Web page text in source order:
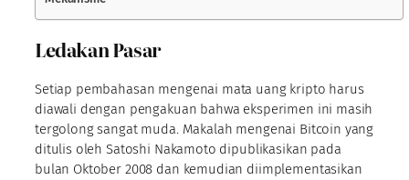
Ledakan Pasar
Setiap pembahasan mengenai mata uang kripto harus
diawali dengan pengakuan bahwa eksperimen ini masih
tergolong sangat muda. Makalah mengenai Bitcoin yang
ditulis oleh Satoshi Nakamoto dipublikasikan pada
bulan Oktober 2008 dan kemudian diimplementasikan